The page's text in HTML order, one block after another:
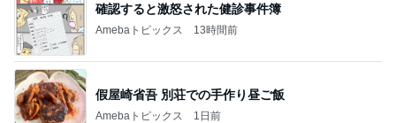
確認すると激怒された健診事件簿
Amebaトピックス 13時間前
假屋崎省吾 別荘での手作り昼ご飯
Amebaトピックス 1日前